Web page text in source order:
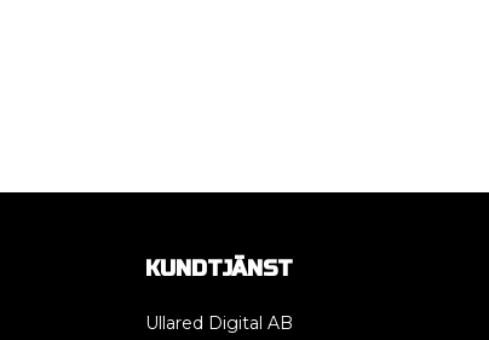
KUNDTJÄNST
Ullared Digital AB